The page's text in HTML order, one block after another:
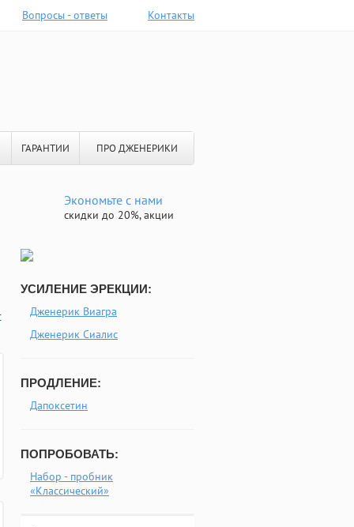
Вопросы - ответы Контакты
ГАРАНТИИ ПРО ДЖЕНЕРИКИ
Экономьте с нами
скидки до 20%, акции
УСИЛЕНИЕ ЭРЕКЦИИ:
Дженерик Виагра
Дженерик Сиалис
ПРОДЛЕНИЕ:
Дапоксетин
ПОПРОБОВАТЬ:
Набор - пробник
«Классический»